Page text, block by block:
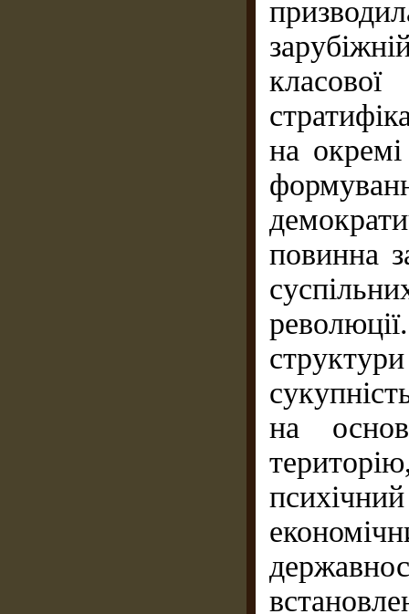
класової
на окремі
повинна
на